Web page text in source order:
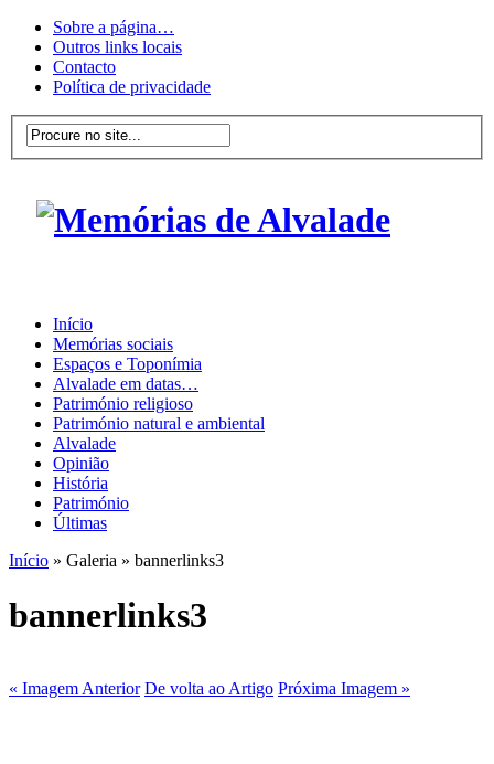
Sobre a página…
Outros links locais
Contacto
Política de privacidade
Início
Memórias sociais
Espaços e Toponímia
Alvalade em datas…
Património religioso
Património natural e ambiental
Alvalade
Opinião
História
Património
Últimas
Início » Galeria » bannerlinks3
bannerlinks3
« Imagem Anterior De volta ao Artigo Próxima Imagem »